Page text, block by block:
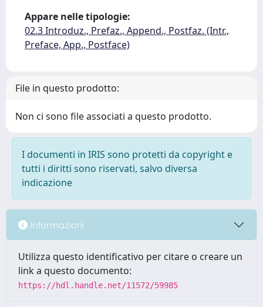
Appare nelle tipologie:
02.3 Introduz., Prefaz., Append., Postfaz. (Intr.,
Preface, App., Postface)
File in questo prodotto:
Non ci sono file associati a questo prodotto.
I documenti in IRIS sono protetti da copyright e
tutti i diritti sono riservati, salvo diversa
indicazione
Informazioni
Utilizza questo identificativo per citare o creare un
link a questo documento:
https://hdl.handle.net/11572/59985